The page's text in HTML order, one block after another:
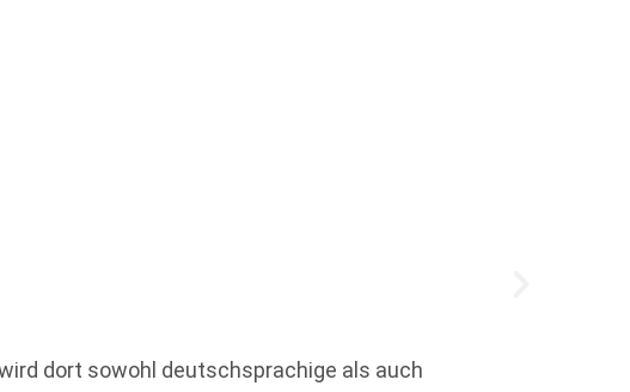
dort sowohl deutschsprachige als auch